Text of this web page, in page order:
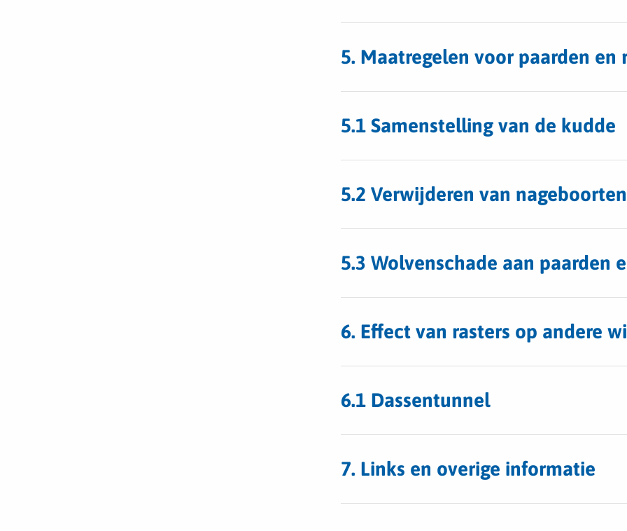
5. Maatregelen voor paarden en
5.1 Samenstelling van de kudde
5.2 Verwijderen van nageboorten
5.3 Wolvenschade aan paarden
6. Effect van rasters op andere
6.1 Dassentunnel
7. Links en overige informatie